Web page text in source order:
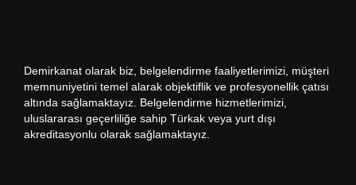
Demirkanat olarak biz, belgelendirme faaliyetlerimizi, müşteri
memnuniyetini temel alarak objektiflik ve profesyonellik çatısı
altında sağlamaktayız. Belgelendirme hizmetlerimizi,
uluslararası geçerliliğe sahip Türkak veya yurt dışı
akreditasyonlu olarak sağlamaktayız.